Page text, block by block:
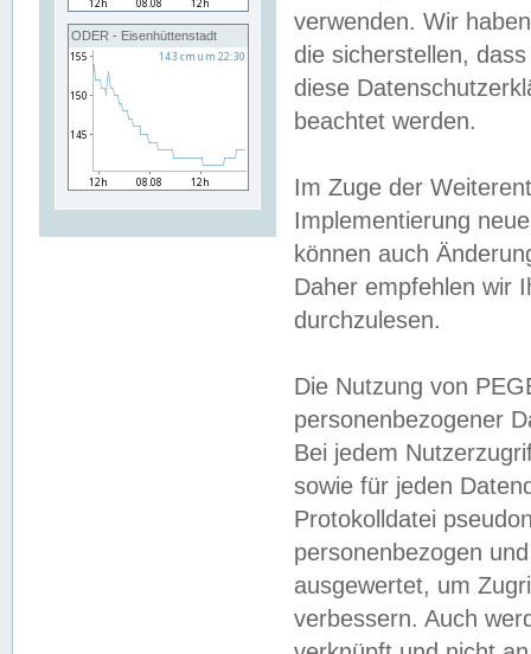
ODER - Eisenhüttenstadt
verwenden. Wir
die sicherstellen,
diese
beachtet werden.
Im Zuge der
Implementierung
können auch
Daher empfehlen wir
durchzulesen.
Die Nutzung von
personenbezogener
Bei jedem
sowie für jeden
Protokolldatei
personenbezogen
ausgewertet, um
verbessern. Auch